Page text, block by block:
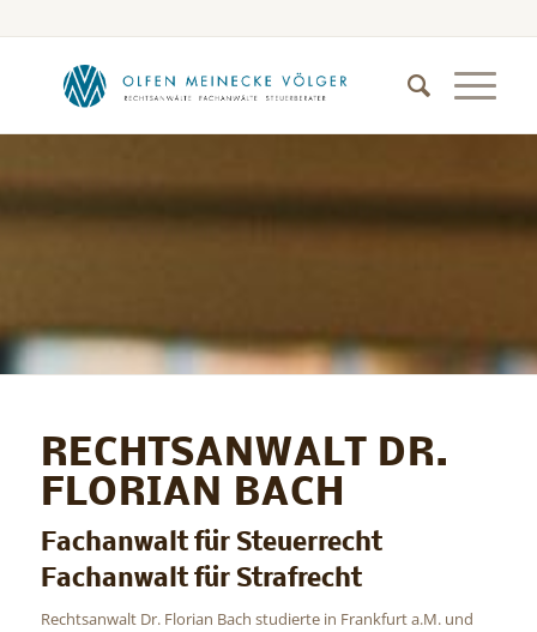
RECHTSANWALT DR.
FLORIAN BACH
Fachanwalt für Steuerrecht
Fachanwalt für Strafrecht
Rechtsanwalt Dr. Florian Bach studierte in Frankfurt a.M. und